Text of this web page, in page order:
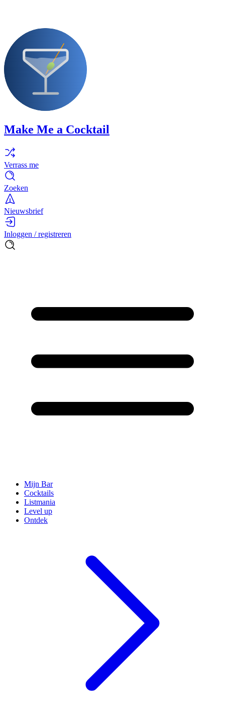
Make Me a Cocktail
Verrass me
Zoeken
Nieuwsbrief
Inloggen / registreren
Mijn Bar
Cocktails
Listmania
Level up
Ontdek